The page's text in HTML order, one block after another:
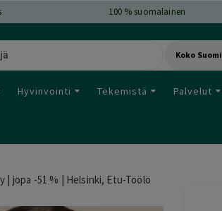
100 % suomalainen
Koko Suomi
Hyvinvointi Tekemistä Palvelut
jopa -51 % | Helsinki, Etu-Töölö